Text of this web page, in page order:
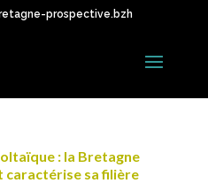
prospective.bzh
: la Bretagne
sa filière